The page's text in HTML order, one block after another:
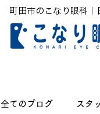
町田市のこなり眼科
全てのブログ スタ